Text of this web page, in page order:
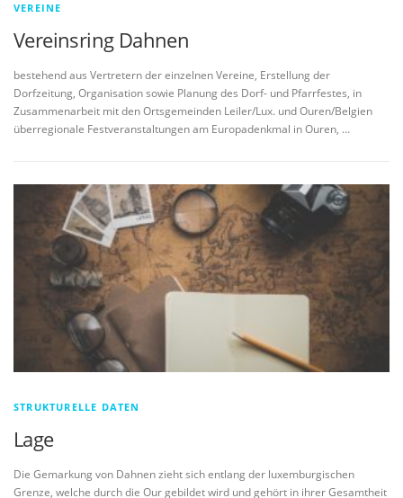
VEREINE
Vereinsring Dahnen
bestehend aus Vertretern der einzelnen Vereine, Erstellung der
Dorfzeitung, Organisation sowie Planung des Dorf- und Pfarrfestes, in
Zusammenarbeit mit den Ortsgemeinden Leiler/Lux. und Ouren/Belgien
überregionale Festveranstaltungen am Europadenkmal in Ouren, …
STRUKTURELLE DATEN
Lage
Die Gemarkung von Dahnen zieht sich entlang der luxemburgischen
Grenze, welche durch die Our gebildet wird und gehört in ihrer Gesamtheit